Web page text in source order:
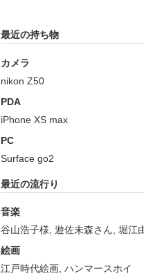
最近の持ち物
カメラ
nikon Z50
PDA
iPhone XS max
PC
Surface go2
最近の流行り
音楽
谷山浩子様, 遊佐未森さん, 堀江
絵画
江戸時代絵画, ハンマースホイ